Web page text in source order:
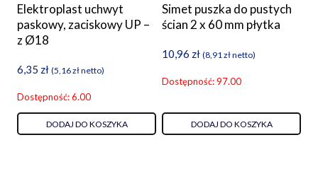
Elektroplast uchwyt
paskowy, zaciskowy UP –
z Ø18
6,35 zł (5,16złnetto)
Dostępność: 6.00
DODAJ DO KOSZYKA
Simet puszka do pustych
ścian 2 x 60 mm płytka
10,96 zł (8,91 złnetto)
Dostępność: 97.00
DODAJ DO KOSZYKA